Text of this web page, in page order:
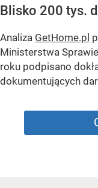
Blisko 200 tys.
Analiza GetHome.pl
Ministerstwa
roku podpisano
dokumentujących